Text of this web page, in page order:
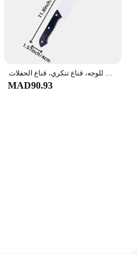
أقنعة مايكل مايرز الرئيسية للهالوين للرجال من اللاتكس لعيد الميلاد، رمادي وأبيض، غطاء رأس للوجه، قناع تنكري، قناع الحفلات
MAD90.93